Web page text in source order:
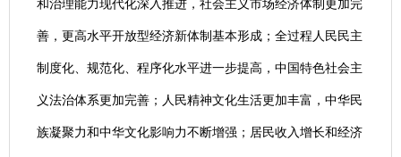
和治理能力现代化深入推进，社会主义市场经济体制更加完
善，更高水平开放型经济新体制基本形成；全过程人民民主
制度化、规范化、程序化水平进一步提高，中国特色社会主
义法治体系更加完善；人民精神文化生活更加丰富，中华民
族凝聚力和中华文化影响力不断增强；居民收入增长和经济